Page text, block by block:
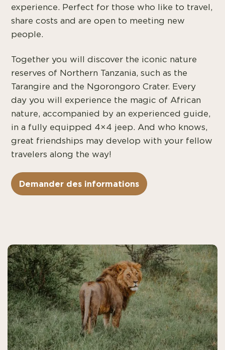
experience. Perfect for those who like to travel,
share costs and are open to meeting new
people.
Together you will discover the iconic nature
reserves of Northern Tanzania, such as the
Tarangire and the Ngorongoro Crater. Every
day you will experience the magic of African
nature, accompanied by an experienced guide,
in a fully equipped 4×4 jeep. And who knows,
great friendships may develop with your fellow
travelers along the way!
Demander des informations